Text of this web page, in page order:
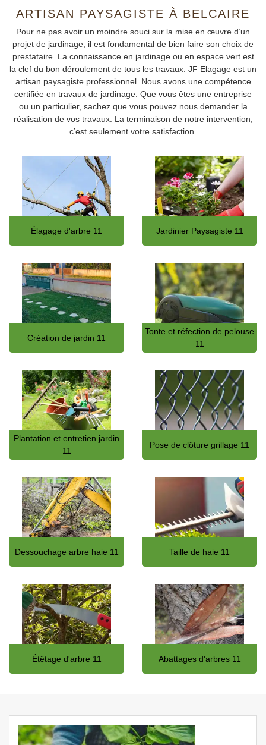
ARTISAN PAYSAGISTE À BELCAIRE
Pour ne pas avoir un moindre souci sur la mise en œuvre d’un
projet de jardinage, il est fondamental de bien faire son choix de
prestataire. La connaissance en jardinage ou en espace vert est
la clef du bon déroulement de tous les travaux. JF Elagage est un
artisan paysagiste professionnel. Nous avons une compétence
certifiée en travaux de jardinage. Que vous êtes une entreprise
ou un particulier, sachez que vous pouvez nous demander la
réalisation de vos travaux. La terminaison de notre intervention,
c’est seulement votre satisfaction.
Élagage d'arbre 11 Jardinier Paysagiste 11
Création de jardin 11
Tonte et réfection de pelouse
11
Plantation et entretien jardin
11
Pose de clôture grillage 11
Dessouchage arbre haie 11 Taille de haie 11
Étêtage d'arbre 11 Abattages d'arbres 11